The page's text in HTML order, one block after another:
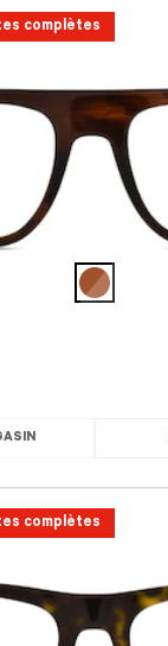
complètes
complètes